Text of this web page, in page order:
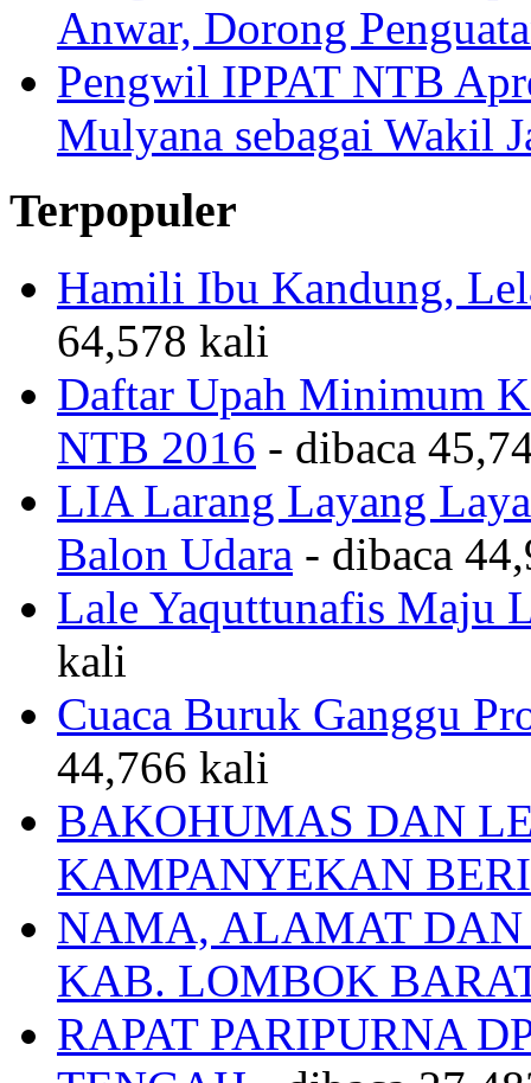
Anwar, Dorong
Pengwil IPPAT NTB
Mulyana sebagai Wakil
Terpopuler
Hamili Ibu Kandung,
64,578 kali
Daftar Upah Minimum
NTB 2016 - dibaca
LIA Larang Layang
Balon Udara - dibaca
Lale Yaquttunafis Maju
kali
Cuaca Buruk Ganggu
44,766 kali
BAKOHUMAS DAN
KAMPANYEKAN
NAMA, ALAMAT DAN
KAB. LOMBOK
RAPAT PARIPURNA